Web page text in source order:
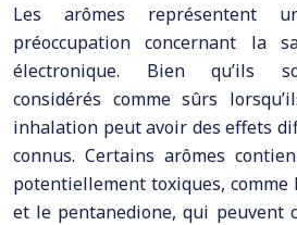
Les arômes représentent
préoccupation concernant la
électronique. Bien qu’ils
considérés comme sûrs
inhalation peut avoir des effets
connus. Certains arômes
potentiellement toxiques, comme
et le pentanedione, qui peuvent